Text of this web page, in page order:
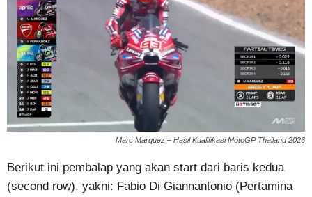
Marc Marquez – Hasil Kualifikasi MotoGP Thailand 2026
Berikut ini pembalap yang akan start dari baris kedua
(second row), yakni: Fabio Di Giannantonio (Pertamina